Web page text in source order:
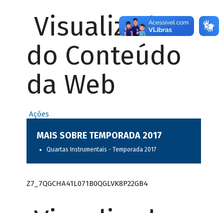
Visualizador
do Conteúdo
da Web
Ações
MAIS SOBRE TEMPORADA 2017
Quartas Instrumentais - Temporada 2017
Z7_7QGCHA41L071B0QGLVK8P22GB4